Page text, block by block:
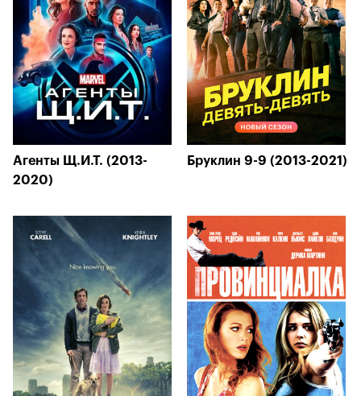
Агенты Щ.И.Т. (2013-
2020)
Бруклин 9-9 (2013-2021)